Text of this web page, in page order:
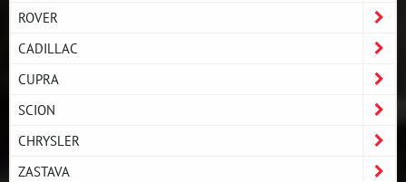
ROVER
CADILLAC
CUPRA
SCION
CHRYSLER
ZASTAVA